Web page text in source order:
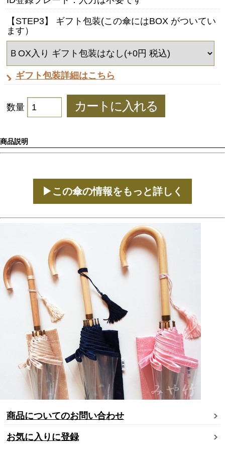
【STEP3】 ギフト包装(この傘にはBOX がついてい
ます）
ギフト包装詳細はこちら
数量
商品説明
▶この傘の情報をもっと詳しく
商品についてのお問い合わせ
お気に入りに登録